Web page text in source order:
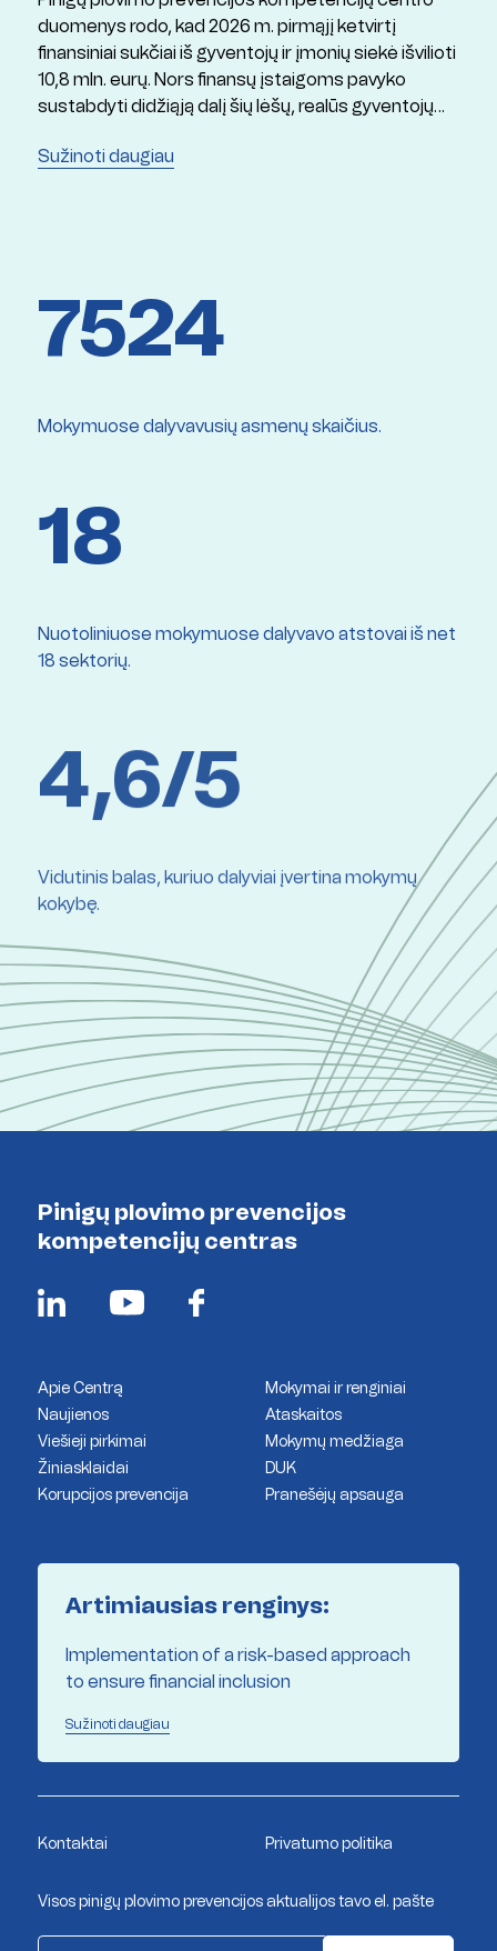
duomenys rodo, kad 2026 m. pirmąjį ketvirtį
finansiniai sukčiai iš gyventojų ir įmonių siekė išvilioti
10,8 mln. eurų. Nors finansų įstaigoms pavyko
sustabdyti didžiąją dalį šių lėšų, realūs gyventojų
Sužinoti daugiau
7524
Mokymuose dalyvavusių asmenų skaičius.
18
Nuotoliniuose mokymuose dalyvavo atstovai iš net
18 sektorių.
4,6/5
Vidutinis balas, kuriuo dalyviai įvertina mokymų
kokybę.
Pinigų plovimo prevencijos
kompetencijų centras
Apie Centrą
Mokymai ir renginiai
Naujienos
Ataskaitos
Viešieji pirkimai
Mokymų medžiaga
Žiniasklaidai
DUK
Korupcijos prevencija
Pranešėjų apsauga
Artimiausias renginys:
Implementation of a risk-based approach
to ensure financial inclusion
Sužinoti daugiau
Kontaktai Privatumo politika
Visos pinigų plovimo prevencijos aktualijos tavo el. pašte